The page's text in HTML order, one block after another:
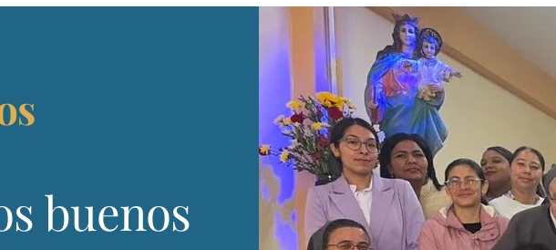
buenos